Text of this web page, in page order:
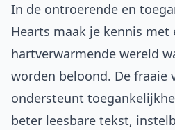
In de ontroerende en
Hearts maak je kennis met
hartverwarmende wereld
worden beloond. De fraaie
ondersteunt
beter leesbare tekst,